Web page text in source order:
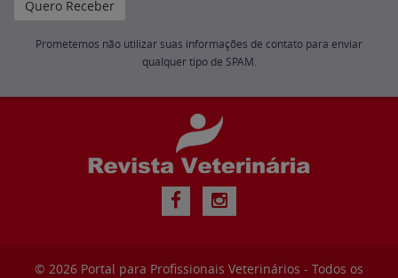
Prometemos não utilizar suas informações de contato para enviar
qualquer tipo de SPAM.
© 2026 Portal para Profissionais Veterinários - Todos os